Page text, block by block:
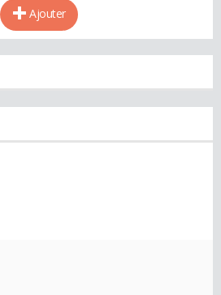
Ajouter